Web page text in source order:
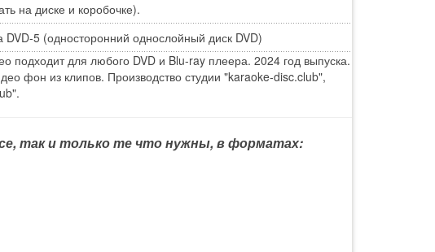
на диске и коробочке).
5 (односторонний однослойный диск DVD)
подходит для любого DVD и Blu-ray плеера. 2024 год выпуска.
фон из клипов. Производство студии "karaoke-disc.club",
так и только те что нужны, в форматах: